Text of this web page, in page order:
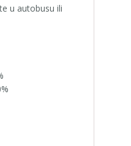
u autobusu ili